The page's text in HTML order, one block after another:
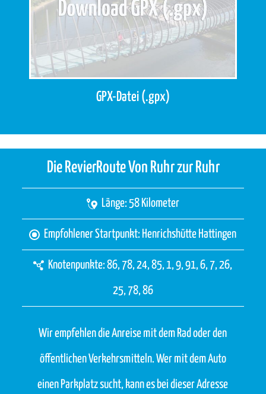
GPX-Datei (.gpx)
Die RevierRoute Von Ruhr zur Ruhr
Länge: 58 Kilometer
Empfohlener Startpunkt: Henrichshütte Hattingen
Knotenpunkte: 86, 78, 24, 85, 1, 9, 91, 6, 7, 26,
25, 78, 86
Wir empfehlen die Anreise mit dem Rad oder den
öffentlichen Verkehrsmitteln. Wer mit dem Auto
einen Parkplatz sucht, kann es bei dieser Adresse